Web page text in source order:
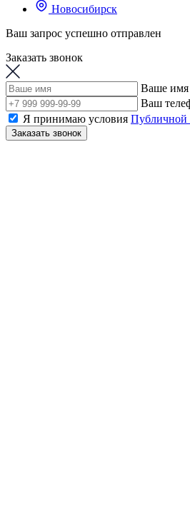
Новосибирск
Ваш запрос успешно отправлен
Заказать звонок
Ваше имя
Ваш
Я принимаю условия Публичной
Заказать звонок